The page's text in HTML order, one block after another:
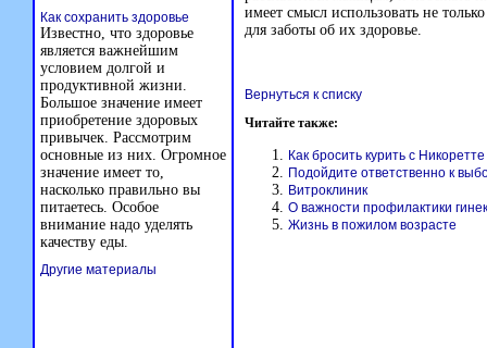
имеет смысл использовать не
для заботы об их здоровье.
Вернуться к списку
Читайте также:
Как бросить курить с Никоретте
Подойдите ответственно к
Витроклиник
О важности профилактики
Жизнь в пожилом возрасте
Как сохранить здоровье
Известно, что здоровье
является важнейшим
условием долгой и
продуктивной жизни.
Большое значение имеет
приобретение здоровых
привычек. Рассмотрим
основные из них. Огромное
значение имеет то,
насколько правильно вы
питаетесь. Особое
внимание надо уделять
качеству еды.
Другие материалы